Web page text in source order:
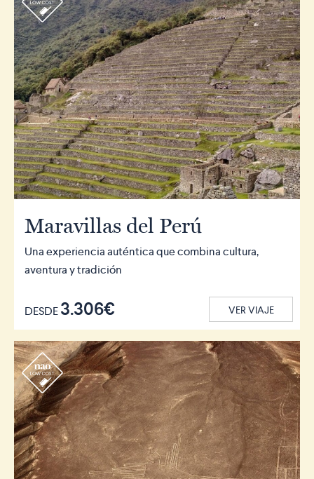
Maravillas del Perú
Una experiencia auténtica que combina cultura,
aventura y tradición
DESDE3.306€ VER VIAJE
r